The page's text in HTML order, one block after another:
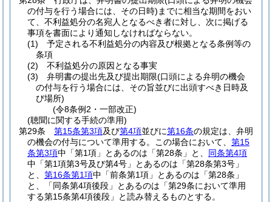
の付与を行う場合には、その日時) までに相当な期間をおい
て、不利益処分の名宛人となるべき者に対し、次に掲げる
事項を書面により通知しなければならない。
(1)
予定される不利益処分の内容及び根拠となる条例等の
条項
(2)
不利益処分の原因となる事実
(3)
弁明書の提出先及び提出期限(口頭による弁明の機会
の付与を行う場合には、その旨並びに出頭すべき日時及
び場所)
(令8条例2・一部改正)
(聴聞に関する手続の準用)
第29条
第15条第3項及び第4項並びに第16条の規定は、弁明
の機会の付与について準用する。
この場合において、 第15
条第3項中「第1項」とあるのは「第28条」と、 同条第4項
中「第1項第3号及び第4号」とあるのは「第28条第3号」
と、 第16条第1項中「前条第1項」とあるのは「第28条」
と、「同条第4項後段」とあるのは「第29条において準用
する第15条第4項後段」と読み替えるものとする。